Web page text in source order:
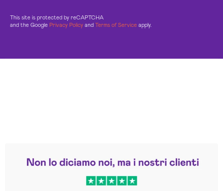
This site is protected by reCAPTCHA
and the Google Privacy Policy and Terms of Service apply.
Trustpilot